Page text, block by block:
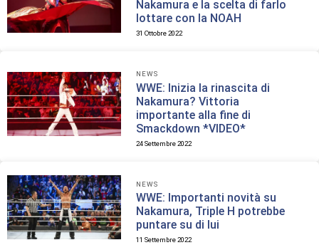
Nakamura e la scelta di farlo
lottare con la NOAH
31 Ottobre 2022
NEWS
WWE: Inizia la rinascita di
Nakamura? Vittoria
importante alla fine di
Smackdown *VIDEO*
24 Settembre 2022
NEWS
WWE: Importanti novità su
Nakamura, Triple H potrebbe
puntare su di lui
11 Settembre 2022